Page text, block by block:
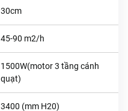
30cm
45-90 m2/h
1500W(motor 3 tầng cánh
quạt)
3400 (mm H20)